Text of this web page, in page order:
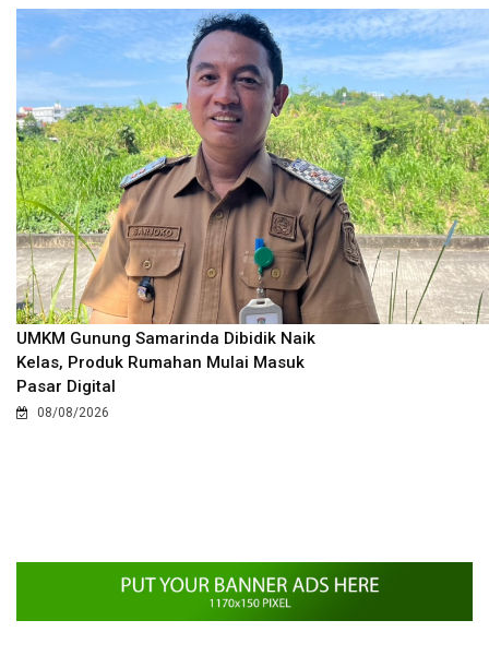
UMKM Gunung Samarinda Dibidik Naik
Kelas, Produk Rumahan Mulai Masuk
Pasar Digital
08/08/2026